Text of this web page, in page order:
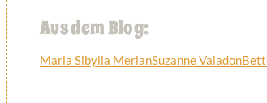
Aus dem Blog:
Maria Sibylla MerianSuzanne Valadon